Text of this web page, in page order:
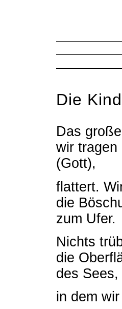
Die
Das
wir tragen
(Gott),
flattert.
die
zum Ufer.
Nichts
die
des Sees,
in dem